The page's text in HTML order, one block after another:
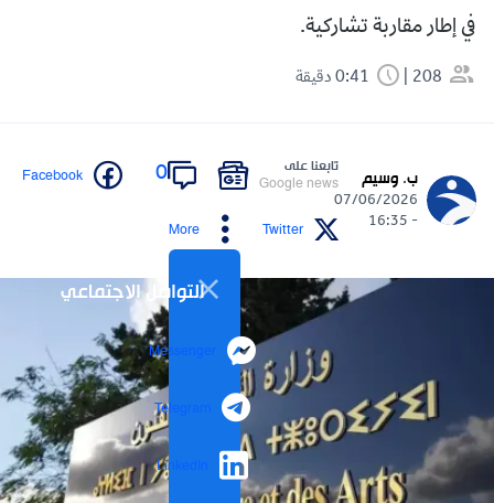
في إطار مقاربة تشاركية.
208
ب. وسيم
07/06/2026
- 16:35
تابعنا على
Google news
0
Facebook
Twitter
More
التواصل الاجتماعي
Messenger
Telegram
LinkedIn